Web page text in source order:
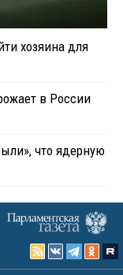
хозяина для
в России
что ядерную